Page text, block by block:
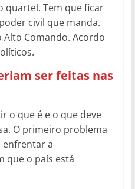
quartel. Tem que ficar
civil que manda.
Alto Comando. Acordo
ser feitas nas
o que é e o que deve
O primeiro problema
enfrentar a
que o país está